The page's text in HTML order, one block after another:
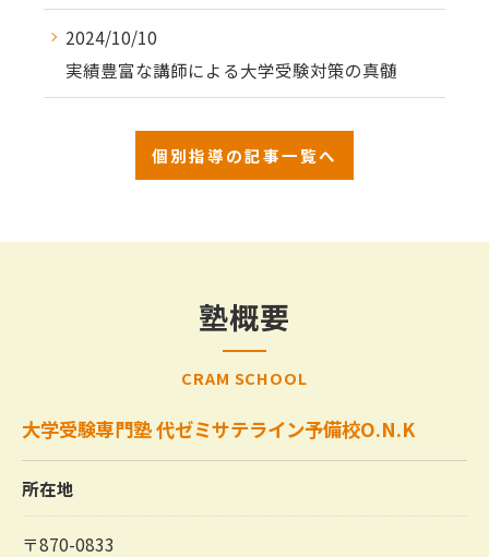
2024/10/10
実績豊富な講師による大学受験対策の真髄
個別指導の記事一覧へ
塾概要
CRAM SCHOOL
大学受験専門塾 代ゼミサテライン予備校O.N.K
所在地
〒870-0833